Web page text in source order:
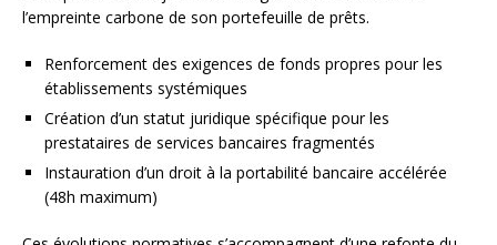
l’empreinte carbone de son portefeuille de prêts.
Renforcement des exigences de fonds propres pour les
établissements systémiques
Création d’un statut juridique spécifique pour les
prestataires de services bancaires fragmentés
Instauration d’un droit à la portabilité bancaire accélérée
(48h maximum)